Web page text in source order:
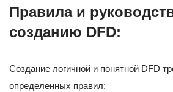
Правила и
созданию DFD:
Создание логичной и понятной DFD
определенных правил: